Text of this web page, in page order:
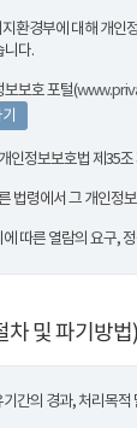
환경부에 대해 개인
니다.
보호 포털(
정보보호법 제35
법령에서 그 개인정
따른 열람의 요구,
차 및 파기방법)
간의 경과, 처리목적